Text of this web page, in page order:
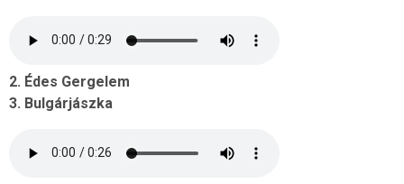
2. Édes Gergelem
3. Bulgárjászka